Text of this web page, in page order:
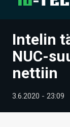
UUTISET
ARTIKKELIT
VIDEOT
TECHBBS
Intelin
NUC-
nettiin
3.6.2020 - 23:09